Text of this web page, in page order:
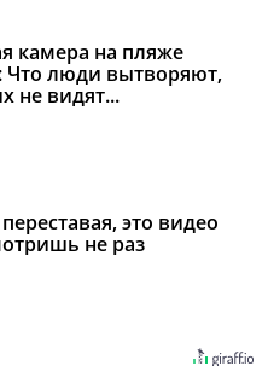
камера на пляже
Что люди вытворяют,
не видят...
это видео
не раз